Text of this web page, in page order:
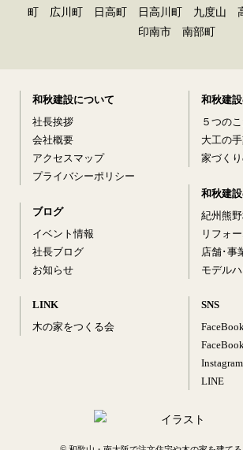
町 広川町 日高町 日高川町 九度山
印南市 南部町
和秋建設について
社長挨拶
会社概要
アクセスマップ
プライバシーポリシー
ブログ
イベント情報
社長ブログ
お知らせ
LINK
木の家をつくる会
和秋建
５つの
大工の
家づく
和秋建
紀州熊
リフォ
店舗･事
モデル
SNS
Instagram
LINE